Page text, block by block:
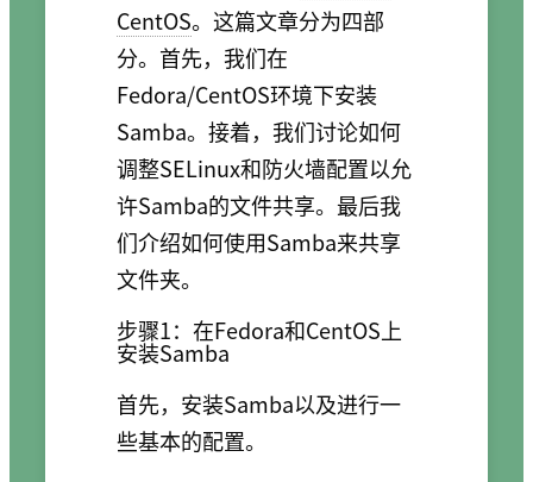
CentOS。这篇文章分为四部
分。首先，我们在
Fedora/CentOS环境下安装
Samba。接着，我们讨论如何
调整SELinux和防火墙配置以允
许Samba的文件共享。最后我
们介绍如何使用Samba来共享
文件夹。
步骤1：在Fedora和CentOS上
安装Samba
首先，安装Samba以及进行一
些基本的配置。